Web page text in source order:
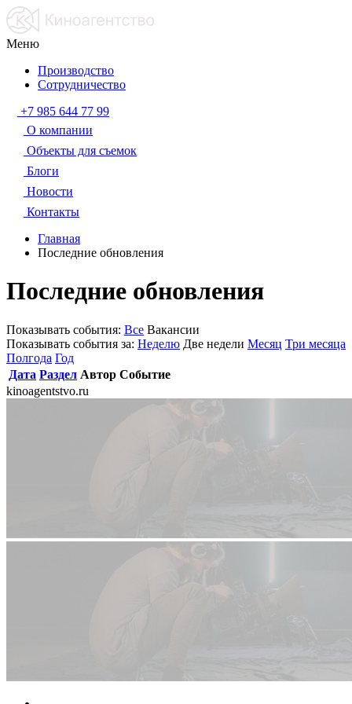
Меню
Производство
Сотрудничество
+7 985 644 77 99
О компании
Объекты для съемок
Блоги
Новости
Контакты
Главная
Последние обновления
Последние обновления
Показывать события: Все Вакансии
Показывать события за: Неделю Две недели Месяц Три месяца
Полгода Год
Дата Раздел Автор Событие
kinoagentstvo.ru